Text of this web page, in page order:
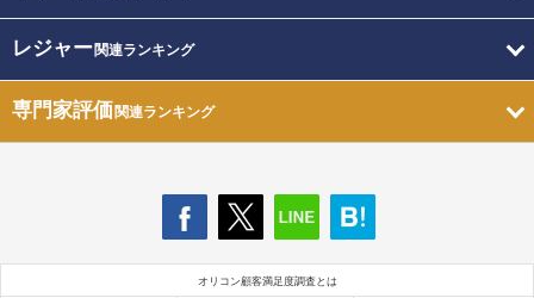
レジャー関連ランキング
専門家評価関連ランキング
オリコン顧客満足度調査とは